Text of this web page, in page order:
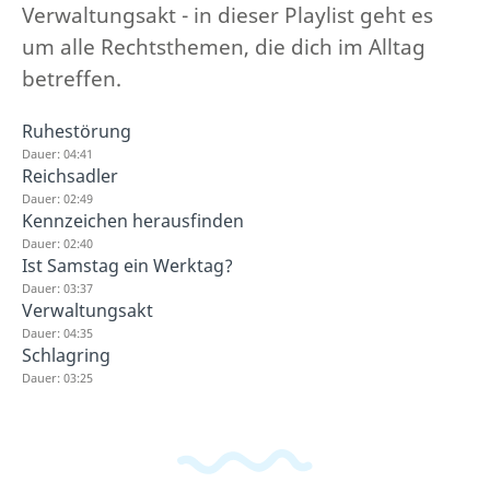
Verwaltungsakt - in dieser Playlist geht es
um alle Rechtsthemen, die dich im Alltag
betreffen.
Ruhestörung
Dauer: 04:41
Reichsadler
Dauer: 02:49
Kennzeichen herausfinden
Dauer: 02:40
Ist Samstag ein Werktag?
Dauer: 03:37
Verwaltungsakt
Dauer: 04:35
Schlagring
Dauer: 03:25